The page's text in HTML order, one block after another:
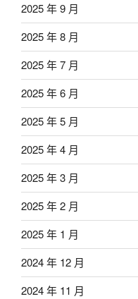
2025 年 9 月
2025 年 8 月
2025 年 7 月
2025 年 6 月
2025 年 5 月
2025 年 4 月
2025 年 3 月
2025 年 2 月
2025 年 1 月
2024 年 12 月
2024 年 11 月